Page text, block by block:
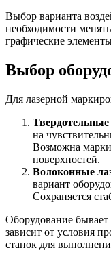
Выбор варианта
необходимости
графические
Выбор
Для лазерной
на
Возможна
поверхностей.
Волоконные
вариант
Сохраняется
Оборудование
зависит от условия
станок для